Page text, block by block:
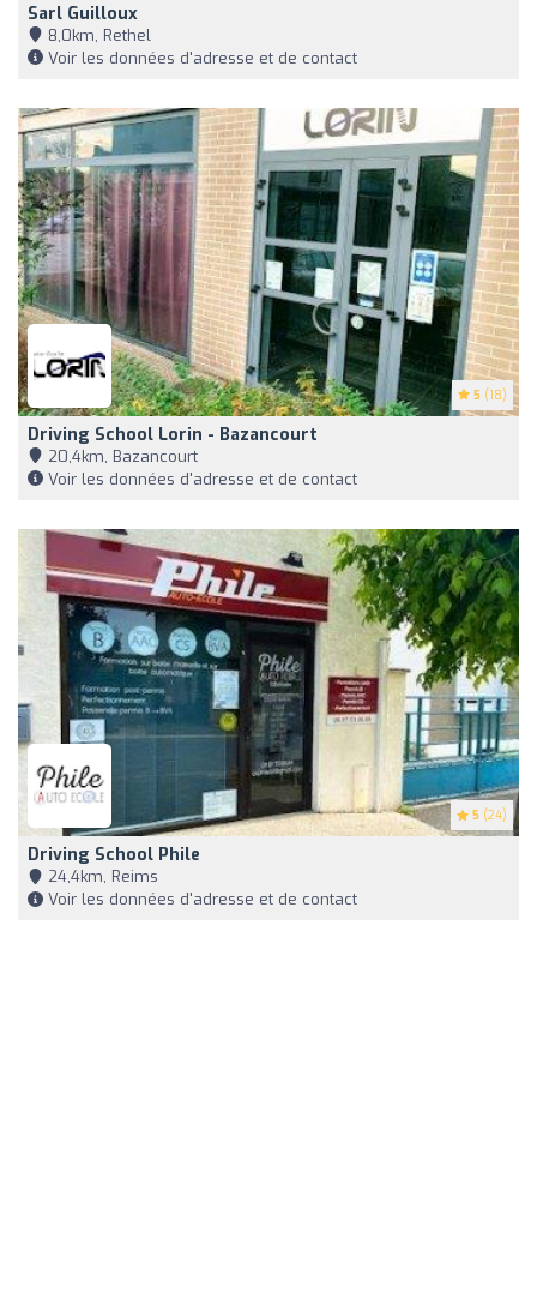
Sarl Guilloux
8,0km, Rethel
Voir les données d'adresse et de contact
5 (18)
Driving School Lorin - Bazancourt
20,4km, Bazancourt
Voir les données d'adresse et de contact
5 (24)
Driving School Phile
24,4km, Reims
Voir les données d'adresse et de contact